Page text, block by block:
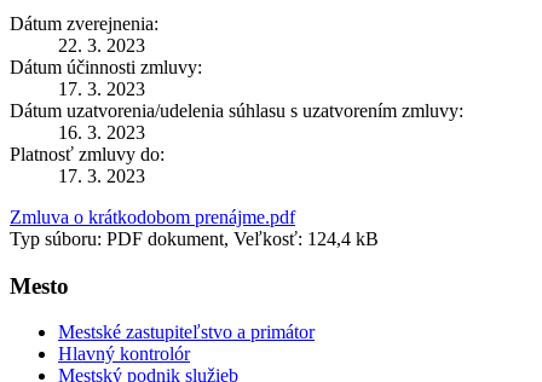
Dátum zverejnenia:
22. 3. 2023
Dátum účinnosti zmluvy:
17. 3. 2023
Dátum uzatvorenia/udelenia súhlasu s uzatvorením zmluvy:
16. 3. 2023
Platnosť zmluvy do:
17. 3. 2023
Zmluva o krátkodobom prenájme.pdf
Typ súboru: PDF dokument, Veľkosť: 124,4 kB
Mesto
Mestské zastupiteľstvo a primátor
Hlavný kontrolór
Mestský podnik služieb